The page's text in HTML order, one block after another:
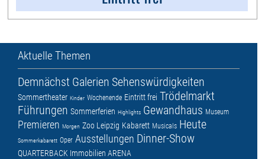
Aktuelle Themen
Demnächst Galerien Sehenswürdigkeiten
Sommertheater Kinder Wochenende Eintritt frei Trödelmarkt
Führungen Sommerferien Highlights Gewandhaus Museum
Premieren Morgen Zoo Leipzig Kabarett Musicals Heute
Sommerkabarett Oper Ausstellungen Dinner-Show
QUARTERBACK Immobilien ARENA